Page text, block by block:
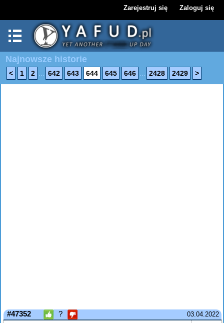
Zarejestruj się Zaloguj się
Najnowsze historie
< 1 2 ... 642 643 644 645 646 ... 2428 2429 >
03.04.2022
#47352 ?